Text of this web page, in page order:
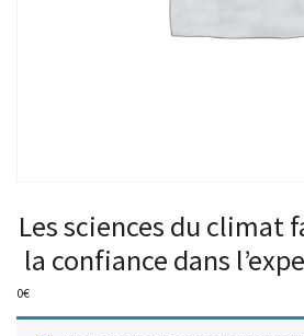
Les sciences du climat
la confiance dans
0€